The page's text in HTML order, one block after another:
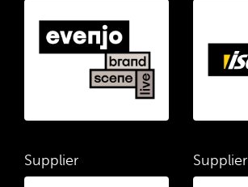
Supplier Supplier